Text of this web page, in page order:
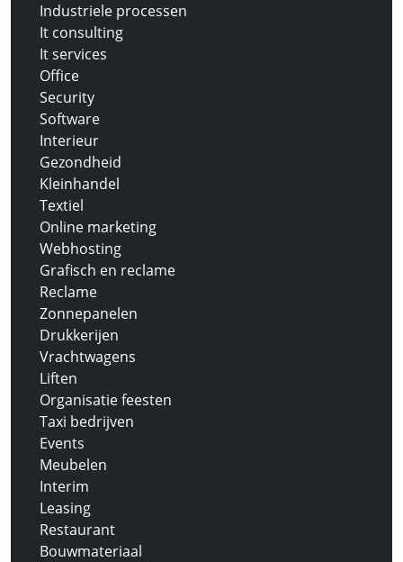
Industriele processen
It consulting
It services
Office
Security
Software
Interieur
Gezondheid
Kleinhandel
Textiel
Online marketing
Webhosting
Grafisch en reclame
Reclame
Zonnepanelen
Drukkerijen
Vrachtwagens
Liften
Organisatie feesten
Taxi bedrijven
Events
Meubelen
Interim
Leasing
Restaurant
Bouwmateriaal